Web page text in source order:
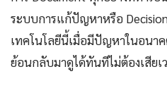
ระบบการแก้ปัญหาหรือ
เทคโนโลยีนี้เมื่อมีปัญหาในอนา
ย้อนกลับมาดูได้ทันทีไม่ต้องเสียเ